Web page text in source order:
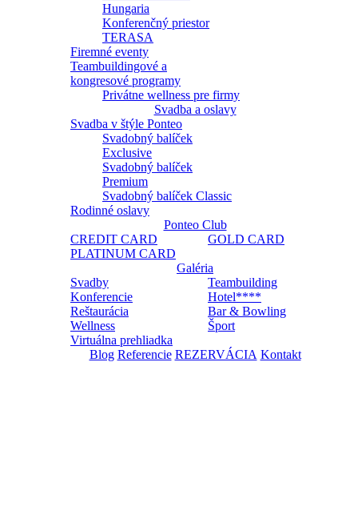
Hungaria
Konferenčný priestor
TERASA
Firemné eventy
Teambuildingové a
kongresové programy
Privátne wellness pre firmy
Svadba a oslavy
Svadba v štýle Ponteo
Svadobný balíček
Exclusive
Svadobný balíček
Premium
Svadobný balíček Classic
Rodinné oslavy
Ponteo Club
CREDIT CARD
GOLD CARD
PLATINUM CARD
Galéria
Svadby
Teambuilding
Konferencie
Hotel****
Reštaurácia
Bar & Bowling
Wellness
Šport
Virtuálna prehliadka
Blog Referencie REZERVÁCIA Kontakt